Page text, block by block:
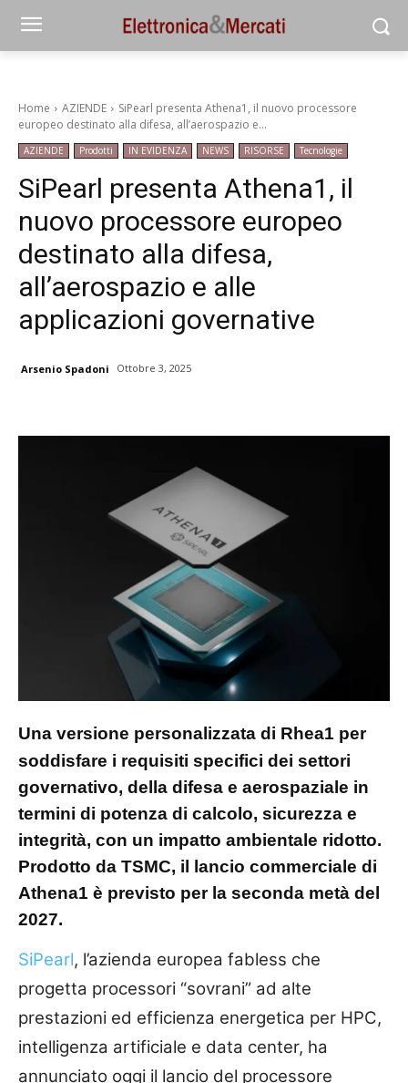
Home AZIENDE
SiPearl presenta Athena1, il nuovo processore
europeo destinato alla difesa, all’aerospazio e...
AZIENDE Prodotti IN EVIDENZA NEWS RISORSE Tecnologie
SiPearl presenta Athena1, il
nuovo processore europeo
destinato alla difesa,
all’aerospazio e alle
applicazioni governative
Arsenio Spadoni Ottobre 3, 2025
Una versione personalizzata di Rhea1 per
soddisfare i requisiti specifici dei settori
governativo, della difesa e aerospaziale in
termini di potenza di calcolo, sicurezza e
integrità, con un impatto ambientale ridotto.
Prodotto da TSMC, il lancio commerciale di
Athena1 è previsto per la seconda metà del
2027.
SiPearl, l’azienda europea fabless che
progetta processori “sovrani” ad alte
prestazioni ed efficienza energetica per HPC,
intelligenza artificiale e data center, ha
annunciato oggi il lancio del processore